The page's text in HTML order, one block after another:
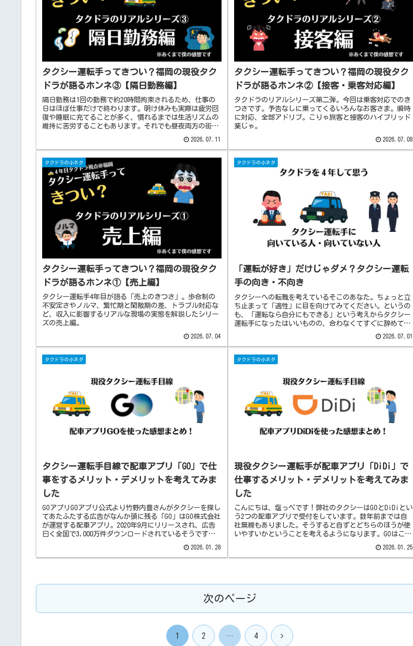
タクシー運転手ってきつい？福岡の現役タク
ドラが語るホンネ③【隔日勤務編】
隔日勤務は1回の勤務で約20時間拘束されるため、仕事の
日はほぼ仕事だけで終わります。明け休みも実際は疲労回
復や睡眠に充てることが多く、慣れるまでは生活リズムの
維持に苦労することもあります。それでも昼夜両方の街を
やすいなど、隔日勤務ならではの魅力もある勤務形態で
す。
2026.07.11
タクシー運転手ってきつい？福岡の現役タク
ドラが語るホンネ②【接客・乗客対応編】
タクドラのリアルシリーズ第二弾。今回は乗客対応でのき
つさです。予告なしに乗ってくるいろんなお客さま。瞬時
に対応、全部アドリブ。こりゃ旅客と接客のハイブリッド
業じゃ。
2026.07.08
タクドラの小ネタ
タクシー運転手ってきつい？福岡の現役タク
ドラが語るホンネ①【売上編】
タクシー運転手4年目が語る「売上のきつさ」。歩合制の
不安定さやノルマ、繁忙期と閑散期の差、トラブル対応な
ど、収入に影響するリアルな現場の実態を解説したシリー
ズの売上編。
2026.07.04
タクドラの小ネタ
「運転が好き」だけじゃダメ？タクシー運転
手の向き・不向き
タクシーへの転職を考えているそこのあなた。ちょっと立
ち止まって「適性」に目を向けてみてください。というの
も、「運転なら自分にもできる」という考えからタクシー
運転手になったはいいものの、合わなくてすぐに辞めてい
2026.07.01
タクドラの小ネタ
タクシー運転手目線で配車アプリ「GO」で仕
事をするメリット・デメリットを考えてみま
した
GOアプリGOアプリ公式より竹野内豊さんがタクシーを探し
てあたふたする広告がなんか頭に残る「GO」はGO株式会社
が運営する配車アプリ。2020年9月にリリースされ、広告
曰く全国で3,000万件ダウンロードされているそうです。
2026.01.28
タクドラの小ネタ
現役タクシー運転手が配車アプリ「DiDi」で
仕事するメリット・デメリットを考えてみま
した
こんにちは、塩っペです！弊社のタクシーはGOとDiDiとい
う2つの配車アプリで受付をしています。数年前までは自
社無線もありました。そうすると自ずとどちらのほうが使
いやすいかということを考えるようになります。GOはこう
2026.01.25
次のページ
1 2 … 4 次